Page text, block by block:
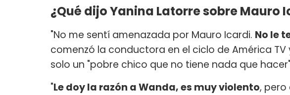
¿Qué dijo Yanina Latorre sobre Mauro
"No me sentí amenazada por Mauro Icardi. No le
comenzó la conductora en el ciclo de América
solo un "pobre chico que no tiene nada que
"Le doy la razón a Wanda, es muy violento, pero